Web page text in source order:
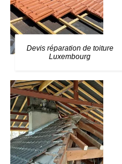
Devis réparation de toiture
Luxembourg